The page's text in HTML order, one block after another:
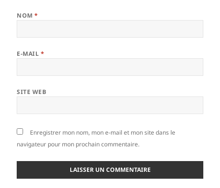
NOM*
E-MAIL *
SITE WEB
Enregistrer mon nom, mon e-mail et mon site dans le
navigateur pour mon prochain commentaire.